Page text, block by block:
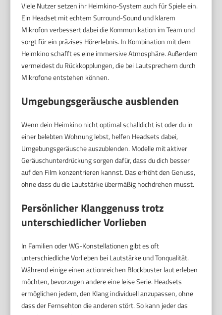
Viele Nutzer setzen ihr Heimkino-System auch für Spiele ein.
Ein Headset mit echtem Surround-Sound und klarem
Mikrofon verbessert dabei die Kommunikation im Team und
sorgt für ein präzises Hörerlebnis. In Kombination mit dem
Heimkino schafft es eine immersive Atmosphäre. Außerdem
vermeidest du Rückkopplungen, die bei Lautsprechern durch
Mikrofone entstehen können.
Umgebungsgeräusche ausblenden
Wenn dein Heimkino nicht optimal schalldicht ist oder du in
einer belebten Wohnung lebst, helfen Headsets dabei,
Umgebungsgeräusche auszublenden. Modelle mit aktiver
Geräuschunterdrückung sorgen dafür, dass du dich besser
auf den Film konzentrieren kannst. Das erhöht den Genuss,
ohne dass du die Lautstärke übermäßig hochdrehen musst.
Persönlicher Klanggenuss trotz
unterschiedlicher Vorlieben
In Familien oder WG-Konstellationen gibt es oft
unterschiedliche Vorlieben bei Lautstärke und Tonqualität.
Während einige einen actionreichen Blockbuster laut erleben
möchten, bevorzugen andere eine leise Serie. Headsets
ermöglichen jedem, den Klang individuell anzupassen, ohne
dass der Fernsehton die anderen stört. So kann jeder das